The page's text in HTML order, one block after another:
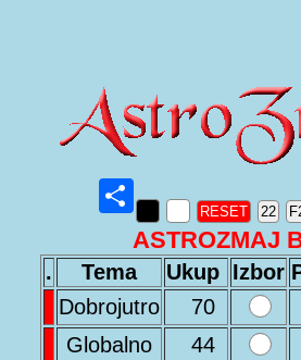
Share
RESET 22
ASTROZMAJ
. Tema Ukup Izbor
Dobrojutro
70
Globalno
44